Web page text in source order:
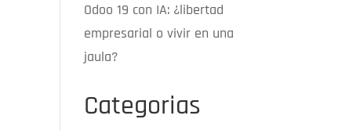
Odoo 19 con IA: ¿libertad
empresarial o vivir en una
jaula?
Categorias